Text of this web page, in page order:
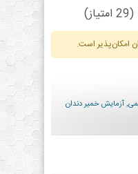
,آزمایش خمیر دندان